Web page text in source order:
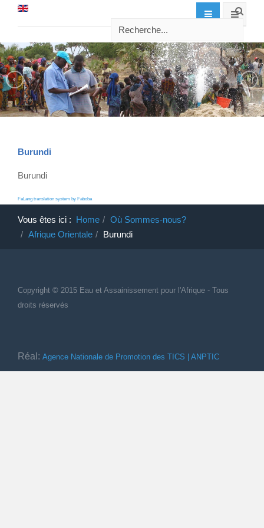
Burundi
Burundi
FaLang translation system by Faboba
Vous êtes ici : Home
Où Sommes-nous?
Afrique Orientale
Burundi
Copyright © 2015 Eau et Assainissement pour l'Afrique - Tous
droits réservés
Réal: Agence Nationale de Promotion des TICS | ANPTIC